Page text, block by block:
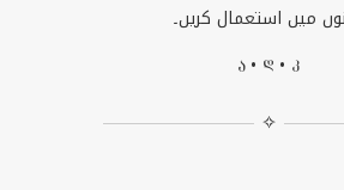
میں استعمال کریں۔
Ⴀ • Ⴃ • Ⴉ
✧